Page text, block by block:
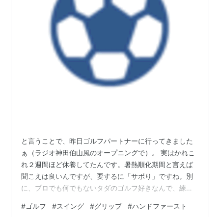
「使いやすい小型実用車」から「プレミアムコンパク
ト」への仲間入りを果たした。
質感は格段に上昇した一方で、「ここまで贅沢な必要が
あるのか」という疑問も生まれた。
5代目（ゴルフV）
ットなど、若々しさも取り入れたモデルになっている。
派生車種
セダン
ジェッタ
と言うことで、昨日ゴルフパートナーに行ってきました
ぁ（ラジオ神田伯山風のオープニングで）。 実はかれこ
れ２週間ほど休養してたんです。暑熱順化期間と言えば
聞こえは良いんですが、要するに「サボり」ですね。別
に、プロでも何でもないタダのゴルフ好きなんで、練習
生「一つぐらいは何か極めてみたい」と思うじゃあ有り
#ゴルフ #スイング #グリップ #ハンドファースト